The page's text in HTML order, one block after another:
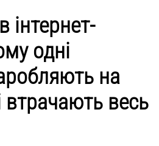
інтернет-
одні
на
втрачають весь